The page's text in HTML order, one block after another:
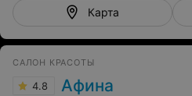
Карта
САЛОН КРАСОТЫ
4.8 Афина